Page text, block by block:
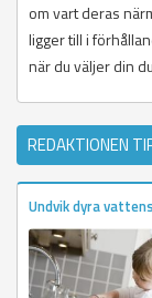
om vart deras
ligger till i
när du väljer din
REDAKTIONEN
Undvik dyra